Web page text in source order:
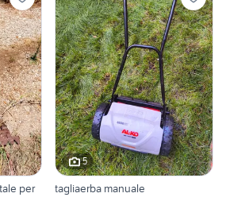
per
5
tagliaerba manuale